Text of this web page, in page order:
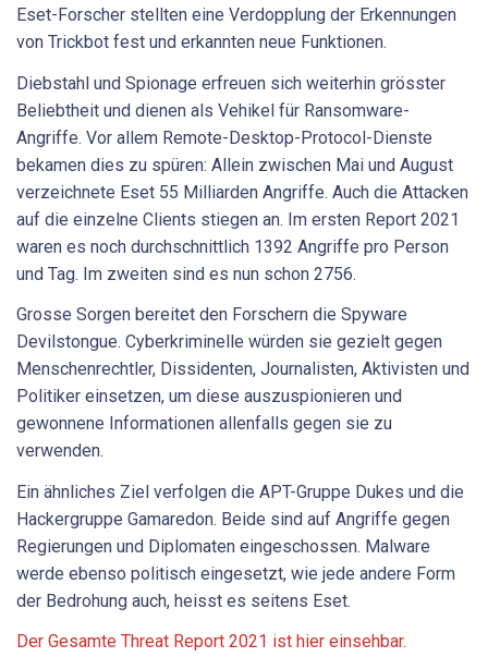
Eset-Forscher stellten eine Verdopplung der Erkennungen
von Trickbot fest und erkannten neue Funktionen.
Diebstahl und Spionage erfreuen sich weiterhin grösster
Beliebtheit und dienen als Vehikel für Ransomware-
Angriffe. Vor allem Remote-Desktop-Protocol-Dienste
bekamen dies zu spüren: Allein zwischen Mai und August
verzeichnete Eset 55 Milliarden Angriffe. Auch die Attacken
auf die einzelne Clients stiegen an. Im ersten Report 2021
waren es noch durchschnittlich 1392 Angriffe pro Person
und Tag. Im zweiten sind es nun schon 2756.
Grosse Sorgen bereitet den Forschern die Spyware
Devilstongue. Cyberkriminelle würden sie gezielt gegen
Menschenrechtler, Dissidenten, Journalisten, Aktivisten und
Politiker einsetzen, um diese auszuspionieren und
gewonnene Informationen allenfalls gegen sie zu
verwenden.
Ein ähnliches Ziel verfolgen die APT-Gruppe Dukes und die
Hackergruppe Gamaredon. Beide sind auf Angriffe gegen
Regierungen und Diplomaten eingeschossen. Malware
werde ebenso politisch eingesetzt, wie jede andere Form
der Bedrohung auch, heisst es seitens Eset.
Der Gesamte Threat Report 2021 ist hier einsehbar.